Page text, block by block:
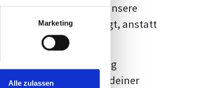
Marketing
Alle zulassen
Erwartungen, und unsere
Vorlage zeigt, anstatt
große Herausforderung
wird die Formatierung deiner